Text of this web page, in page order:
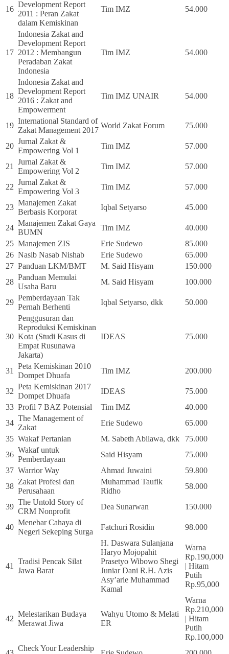
16
Development Report
2011 : Peran Zakat
dalam Kemiskinan
Tim IMZ 54.000
17
Indonesia Zakat and
Development Report
2012 : Membangun
Peradaban Zakat
Indonesia
Tim IMZ 54.000
18
Indonesia Zakat and
Development Report
2016 : Zakat and
Empowerment
Tim IMZ UNAIR 54.000
19
International Standard of
Zakat Management 2017
World Zakat Forum 75.000
20
Jurnal Zakat &
Empowering Vol 1
Tim IMZ 57.000
21
Jurnal Zakat &
Empowering Vol 2
Tim IMZ 57.000
22
Jurnal Zakat &
Empowering Vol 3
Tim IMZ 57.000
23
Manajemen Zakat
Berbasis Korporat
Iqbal Setyarso 45.000
24
Manajemen Zakat Gaya
BUMN
Tim IMZ
40.000
25 Manajemen ZIS Erie Sudewo
85.000
26 Nasib Nasab Nishab Erie Sudewo
65.000
27 Panduan LKM/BMT M. Said Hisyam
150.000
28
Panduan Memulai
Usaha Baru
M. Said Hisyam 100.000
29
Pemberdayaan Tak
Pernah Berhenti
Iqbal Setyarso, dkk 50.000
30
Penggusuran dan
Reproduksi Kemiskinan
Kota (Studi Kasus di
Empat Rusunawa
Jakarta)
IDEAS 75.000
31
Peta Kemiskinan 2010
Dompet Dhuafa
Tim IMZ 200.000
32
Peta Kemiskinan 2017
Dompet Dhuafa
IDEAS
75.000
33 Profil 7 BAZ Potensial Tim IMZ
40.000
34
The Management of
Zakat
Erie Sudewo
65.000
35 Wakaf Pertanian M. Sabeth Abilawa, dkk
75.000
36
Wakaf untuk
Pemberdayaan
Said Hisyam
75.000
37 Warrior Way Ahmad Juwaini
59.800
38
Zakat Profesi dan
Perusahaan
Muhammad Taufik
Ridho
58.000
39
The Untold Story of
CRM Nonprofit
Dea Sunarwan 150.000
40
Menebar Cahaya di
Negeri Sekeping Surga
Fatchuri Rosidin 98.000
41
Tradisi Pencak Silat
Jawa Barat
H. Daswara Sulanjana
Haryo Mojopahit
Prasetyo Wibowo Shegi
Juniar Dani R.H. Azis
Asy’arie Muhammad
Kamal
Warna
Rp.190,000
| Hitam
Putih
Rp.95,000
42
Melestarikan Budaya
Merawat Jiwa
Wahyu Utomo & Melati
ER
Warna
Rp.210,000
| Hitam
Putih
Rp.100,000
Check Your Leadership